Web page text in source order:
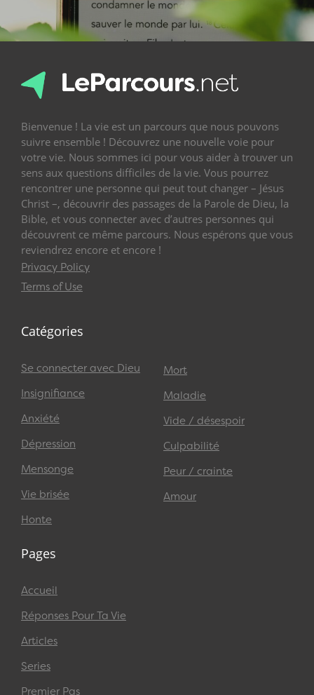
Bienvenue ! La vie est un parcours que nous pouvons
suivre ensemble ! Découvrez une nouvelle voie pour
votre vie. Nous sommes ici pour vous aider à trouver un
sens aux questions difficiles de la vie. Vous pourrez
rencontrer une personne qui peut tout changer – Jésus
Christ –, découvrir des passages de la Parole de Dieu, la
Bible, et vous connecter avec d’autres personnes qui
découvrent ce même parcours. Nous espérons que vous
reviendrez encore et encore !
Privacy Policy
Terms of Use
Catégories
Se connecter avec Dieu
Insignifiance
Anxiété
Dépression
Mensonge
Vie brisée
Honte
Mort
Maladie
Vide / désespoir
Culpabilité
Peur / crainte
Amour
Pages
Accueil
Réponses Pour Ta Vie
Articles
Series
Premier Pas